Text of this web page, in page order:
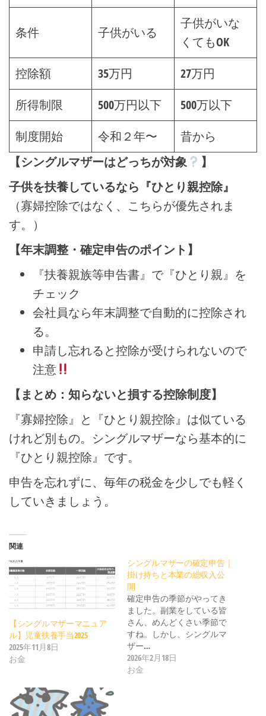
条件 子供がいる
子供がいな
くてもOK
控除額
35万円
27万円
所得制限
500万円以下
500万以下
制度開始
令和２年〜
昔から
【シングルマザーはどっちが対象
】
子供を扶養しているなら『ひとり親控除』
（寡婦控除ではなく、こちらが優先されま
す。）
【年末調整・確定申告のポイント】
『扶養親族等申告書』で『ひとり親』を
チェック
会社員なら年末調整で自動的に控除され
る。
申請し忘れると控除が受けられないので
注意
【まとめ：知らないと損する控除制度】
『寡婦控除』と『ひとり親控除』は似ている
けれど別もの。シングルマザーなら基本的に
『ひとり親控除』です。
申告を忘れずに、毎年の税金を少しでも軽く
していきましょう。
関連
【シングルマザーマニュア
ル】児童扶養手当2025
2025年11月8日
お金
シングルマザーの確定申告｜
掛け持ちと本業の総収入公
開
確定申告の季節がやってき
ました。副業をしている皆
さん、めんどくさい季節で
すね。しかし、シングルマ
ザー…
2026年2月18日
お金